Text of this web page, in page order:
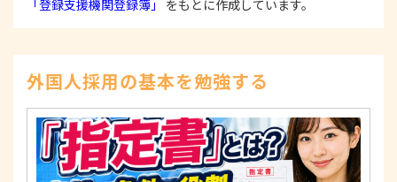
示、訂正、削除、または利用もしくは提供の停止等
を求められたときは、適法かつ遅滞なく応じます。
4. 法令・指針・規範の遵守について
適正な個人情報保護の実現のため、個人情報の取扱
いに関する法令、国が定める指針およびその他の規
範を遵守します。
「登録支援機関登録簿」
をもとに作成しています。
外国人採用の基本を勉強する